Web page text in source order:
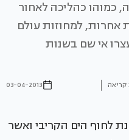
כמוהו כהליכה לאחור
למחוזות עולם
אי שם בשנות
03-04-2013
לחוף הים הקריבי ואשר